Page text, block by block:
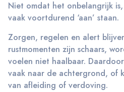
Niet omdat het onbelangrijk
vaak voortdurend ‘aan’ staan.
Zorgen, regelen en alert
rustmomenten zijn schaars,
voelen niet haalbaar.
vaak naar de achtergrond, of
van afleiding of verdoving.